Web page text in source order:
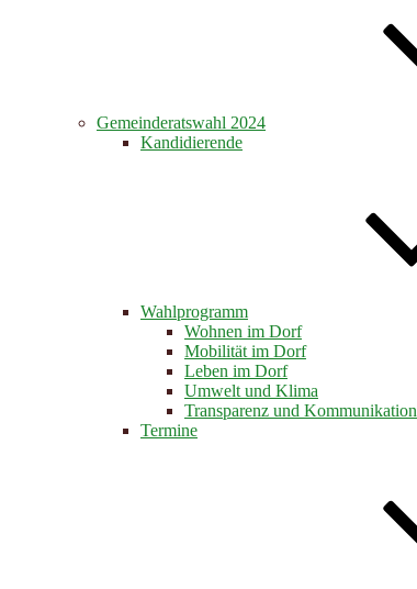
Gemeinderatswahl 2024
Kandidierende
Wahlprogramm
Wohnen im Dorf
Mobilität im Dorf
Leben im Dorf
Umwelt und Klima
Transparenz und Kommunikation
Termine